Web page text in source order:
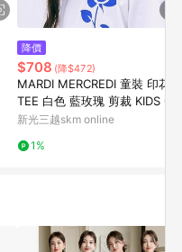
降價
$708 (降$472)
MARDI MERCREDI 童裝 印花短
TEE 白色 藍玫瑰 剪裁 KIDS CRO
PPED TSHIRT UNE ROSE
新光三越skm online
1%